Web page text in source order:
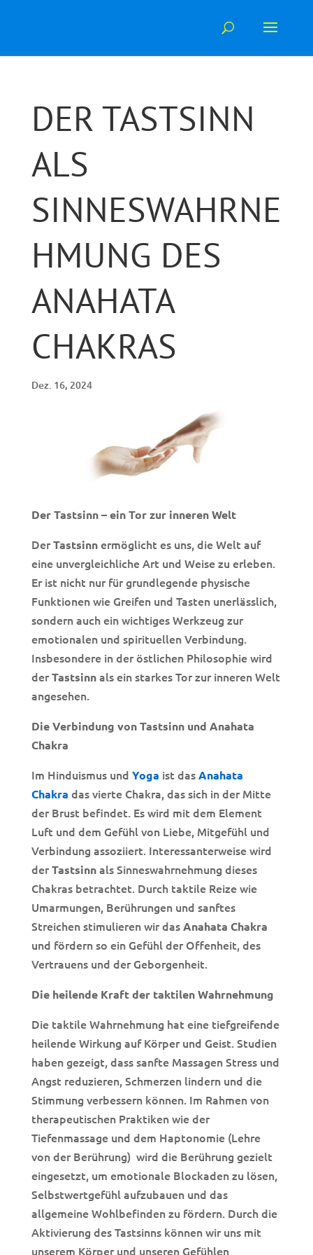
DER TASTSINN
ALS
SINNESWAHRNE
HMUNG DES
ANAHATA
CHAKRAS
Dez. 16, 2024
Der Tastsinn – ein Tor zur inneren Welt
DerTastsinnermöglicht es uns, die Welt auf
eine unvergleichliche Art und Weise zu erleben.
Er ist nicht nur für grundlegende physische
Funktionen wie Greifen und Tasten unerlässlich,
sondern auch ein wichtiges Werkzeug zur
emotionalen und spirituellen Verbindung.
Insbesondere in der östlichen Philosophie wird
derTastsinnals ein starkes Tor zur inneren Welt
angesehen.
Die Verbindung von Tastsinn und Anahata
Chakra
Im Hinduismus und Yoga ist dasAnahata
Chakra das vierte Chakra, das sich in der Mitte
der Brust befindet. Es wird mit dem Element
Luft und dem Gefühl von Liebe, Mitgefühl und
Verbindung assoziiert. Interessanterweise wird
derTastsinnals Sinneswahrnehmung dieses
Chakras betrachtet. Durch taktile Reize wie
Umarmungen, Berührungen und sanftes
Streichen stimulieren wir dasAnahata Chakra
und fördern so ein Gefühl der Offenheit, des
Vertrauens und der Geborgenheit.
Die heilende Kraft der taktilen Wahrnehmung
Die taktile Wahrnehmung hat eine tiefgreifende
heilende Wirkung auf Körper und Geist. Studien
haben gezeigt, dass sanfte Massagen Stress und
Angst reduzieren, Schmerzen lindern und die
Stimmung verbessern können. Im Rahmen von
therapeutischen Praktiken wie der
Tiefenmassage und dem Haptonomie (Lehre
von der Berührung) wird die Berührung gezielt
eingesetzt, um emotionale Blockaden zu lösen,
Selbstwertgefühl aufzubauen und das
allgemeine Wohlbefinden zu fördern. Durch die
Aktivierung des Tastsinns können wir uns mit
unserem Körper und unseren Gefühlen